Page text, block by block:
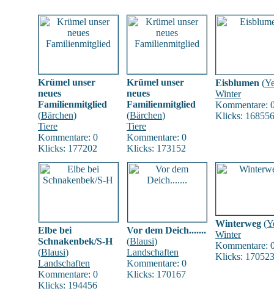
Krümel unser
neues
Familienmitglied
(Bärchen)
Tiere
Kommentare: 0
Klicks: 177202
Krümel unser
neues
Familienmitglied
(Bärchen)
Tiere
Kommentare: 0
Klicks: 173152
Eisblumen (
Winter
Kommentare:
Klicks: 168556
Elbe bei
Schnakenbek/S-H
(Blausi)
Landschaften
Kommentare: 0
Klicks: 194456
Vor dem Deich.......
(Blausi)
Landschaften
Kommentare: 0
Klicks: 170167
Winterweg (
Winter
Kommentare:
Klicks: 170523